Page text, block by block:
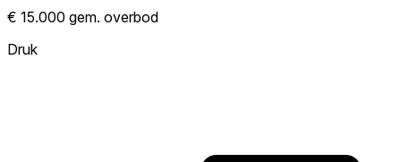
Laat zien hoe competitief de markt hier is.
Hoe meer woningen boven vraagprijs
verkopen, hoe heter. Heet? Verwacht
€ 15.000 gem. overbod
Druk